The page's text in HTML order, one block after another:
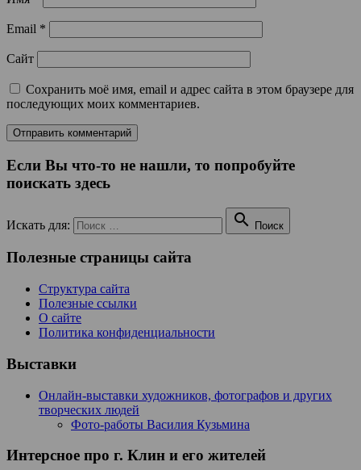
Email *
Сайт
Сохранить моё имя, email и адрес сайта в этом браузере для
последующих моих комментариев.
Если Вы что-то не нашли, то попробуйте
поискать здесь
Искать для:  Поиск
Полезные страницы сайта
Структура сайта
Полезные ссылки
О сайте
Политика конфиденциальности
Выставки
Онлайн-выставки художников, фотографов и других
творческих людей
Фото-работы Василия Кузьмина
Интерсное про г. Клин и его жителей